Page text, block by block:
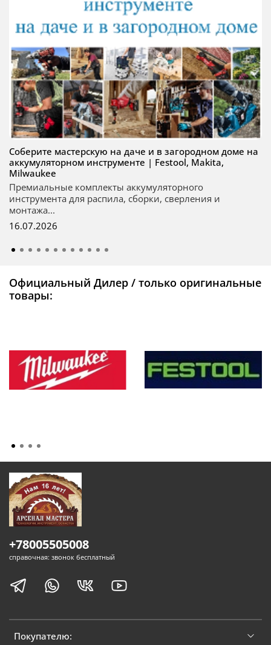
Соберите мастерскую на даче и в загородном доме на
аккумуляторном инструменте | Festool, Makita,
Milwaukee
Премиальные комплекты аккумуляторного
инструмента для распила, сборки, сверления и
монтажа...
16.07.2026
Официальный Дилер / только оригинальные
товары:
Покупателю:
+78005505008
справочная: звонок бесплатный